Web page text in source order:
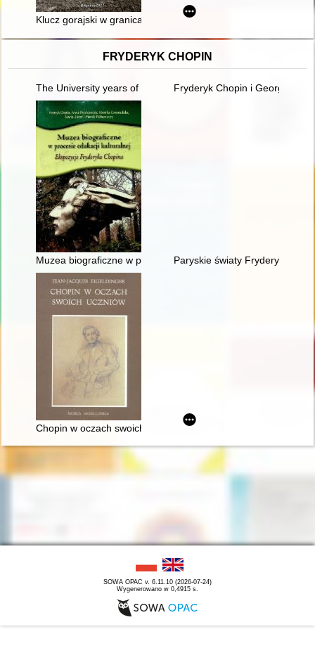
Klucz gorajski w granicach obecnego powiatu biłgorajskiego:
FRYDERYK CHOPIN
The University years of Fryderyk ChopinFryderyk Chopin i George
Muzea biograficzne w procesie edukacji kulturalnej.
Paryskie światy Fryderyka
Chopin w oczach swoich uczniów
SOWA OPAC v. 6.11.10 (2026-07-24)
Wygenerowano w 0,4915 s.